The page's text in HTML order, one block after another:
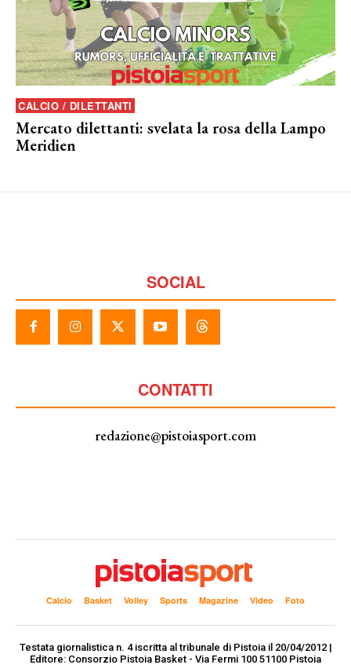
CALCIO / DILETTANTI
Mercato dilettanti: svelata la rosa della Lampo
Meridien
SOCIAL
CONTATTI
redazione@pistoiasport.com
Calcio Basket Volley Sports Magazine Video Foto
Testata giornalistica n. 4 iscritta al tribunale di Pistoia il 20/04/2012 |
Editore: Consorzio Pistoia Basket - Via Fermi 100 51100 Pistoia